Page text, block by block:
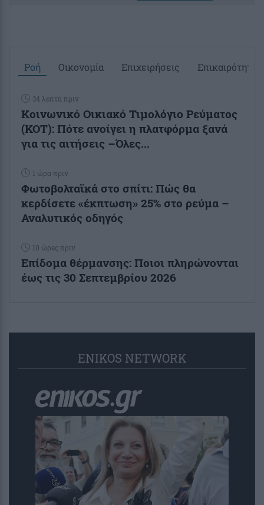
Ροή Οικονομία Επιχειρήσεις Επικαιρότητα
34 λεπτά πριν
Κοινωνικό Οικιακό Τιμολόγιο Ρεύματος
(ΚΟΤ): Πότε ανοίγει η πλατφόρμα ξανά
για τις αιτήσεις –Όλες...
1 ώρα πριν
Φωτοβολταϊκά στο σπίτι: Πώς θα
κερδίσετε «έκπτωση» 25% στο ρεύμα –
Αναλυτικός οδηγός
10 ώρες πριν
Επίδομα θέρμανσης: Ποιοι πληρώνονται
έως τις 30 Σεπτεμβρίου 2026
ENIKOS NETWORK